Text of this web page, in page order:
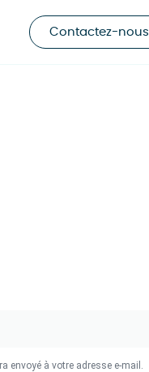
Contactez-nous
envoyé à votre adresse e-mail.